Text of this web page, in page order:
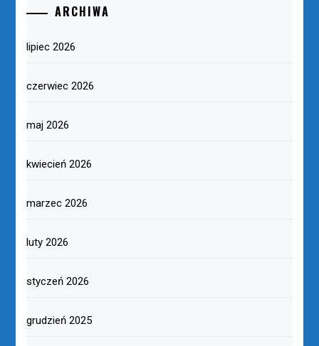
ARCHIWA
lipiec 2026
czerwiec 2026
maj 2026
kwiecień 2026
marzec 2026
luty 2026
styczeń 2026
grudzień 2025